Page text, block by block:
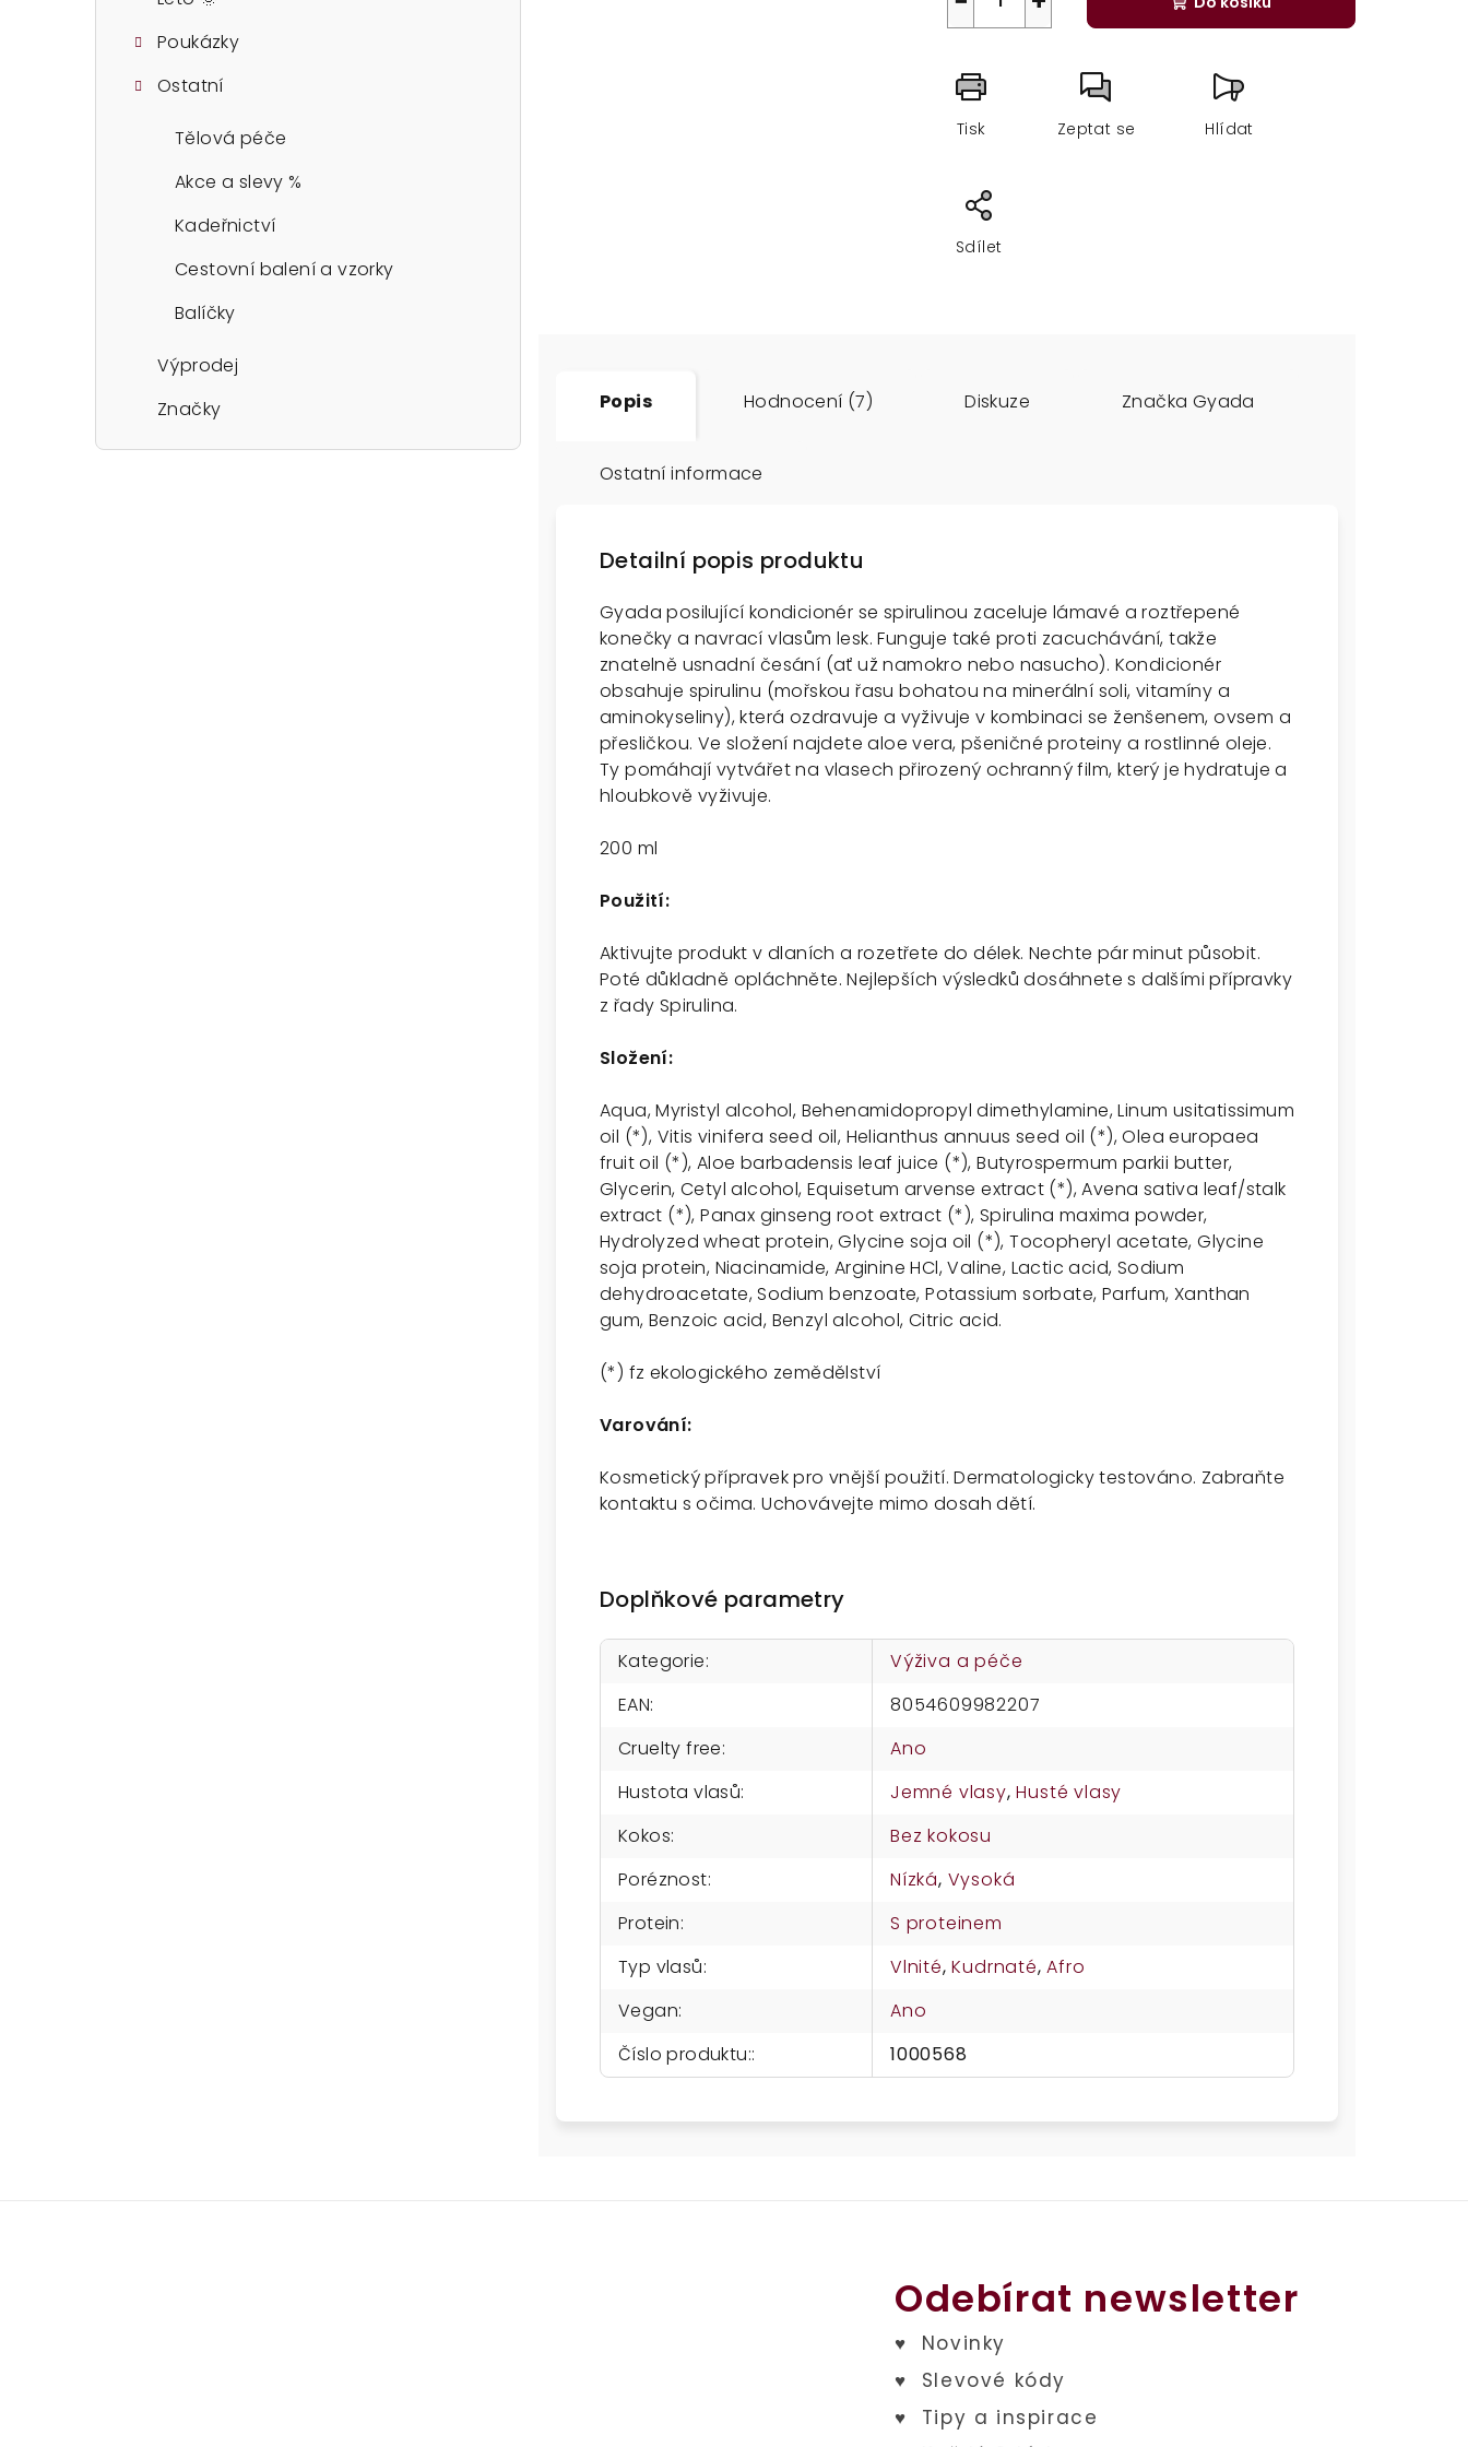
Poukázky
Ostatní
Tělová péče
Akce a slevy %
Kadeřnictví
Cestovní balení a vzorky
Balíčky
Výprodej
Značky
Tisk Zeptat se Hlídat
Sdílet
Popis Hodnocení (7) Diskuze Značka Gyada
Ostatní informace
Detailní popis produktu
Gyada posilující kondicionér se spirulinou zaceluje lámavé a roztřepené
konečky a navrací vlasům lesk. Funguje také proti zacuchávání, takže
znatelně usnadní česání (ať už namokro nebo nasucho). Kondicionér
obsahuje spirulinu (mořskou řasu bohatou na minerální soli, vitamíny a
aminokyseliny), která ozdravuje a vyživuje v kombinaci se ženšenem, ovsem a
přesličkou. Ve složení najdete aloe vera, pšeničné proteiny a rostlinné oleje.
Ty pomáhají vytvářet na vlasech přirozený ochranný film, který je hydratuje a
hloubkově vyživuje.
200 ml
Použití:
Aktivujte produkt v dlaních a rozetřete do délek. Nechte pár minut působit.
Poté důkladně opláchněte. Nejlepších výsledků dosáhnete s dalšími přípravky
z řady Spirulina.
Složení:
Aqua, Myristyl alcohol, Behenamidopropyl dimethylamine, Linum usitatissimum
oil (*), Vitis vinifera seed oil, Helianthus annuus seed oil (*), Olea europaea
fruit oil (*), Aloe barbadensis leaf juice (*), Butyrospermum parkii butter,
Glycerin, Cetyl alcohol, Equisetum arvense extract (*), Avena sativa leaf/stalk
extract (*), Panax ginseng root extract (*), Spirulina maxima powder,
Hydrolyzed wheat protein, Glycine soja oil (*), Tocopheryl acetate, Glycine
soja protein, Niacinamide, Arginine HCl, Valine, Lactic acid, Sodium
dehydroacetate, Sodium benzoate, Potassium sorbate, Parfum, Xanthan
gum, Benzoic acid, Benzyl alcohol, Citric acid.
(*) fz ekologického zemědělství
Varování:
Kosmetický přípravek pro vnější použití. Dermatologicky testováno. Zabraňte
kontaktu s očima. Uchovávejte mimo dosah dětí.
Doplňkové parametry
Kategorie:
Výživa a péče
EAN:
8054609982207
Cruelty free:
Ano
Hustota vlasů: Jemné vlasy,Husté vlasy
Kokos:
Bez kokosu
Poréznost: Nízká, Vysoká
Protein:
S proteinem
Typ vlasů: Vlnité,Kudrnaté,Afro
Vegan:
Ano
Číslo produktu:: 1000568
Odebírat newsletter